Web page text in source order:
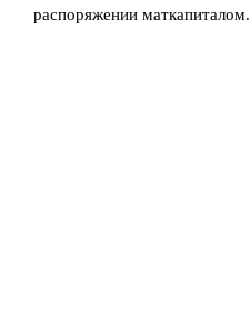
распоряжении маткапиталом.